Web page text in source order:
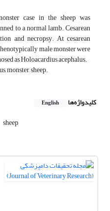
case in the sheep was
to a normal lamb. Cesarean
and necropsy. At cesarean
male monster were
as Holoacardius acephalus.
monster, sheep.
کلیدواژه‌ها English
sheep